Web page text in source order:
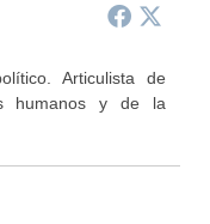
Articulista de
humanos y de la